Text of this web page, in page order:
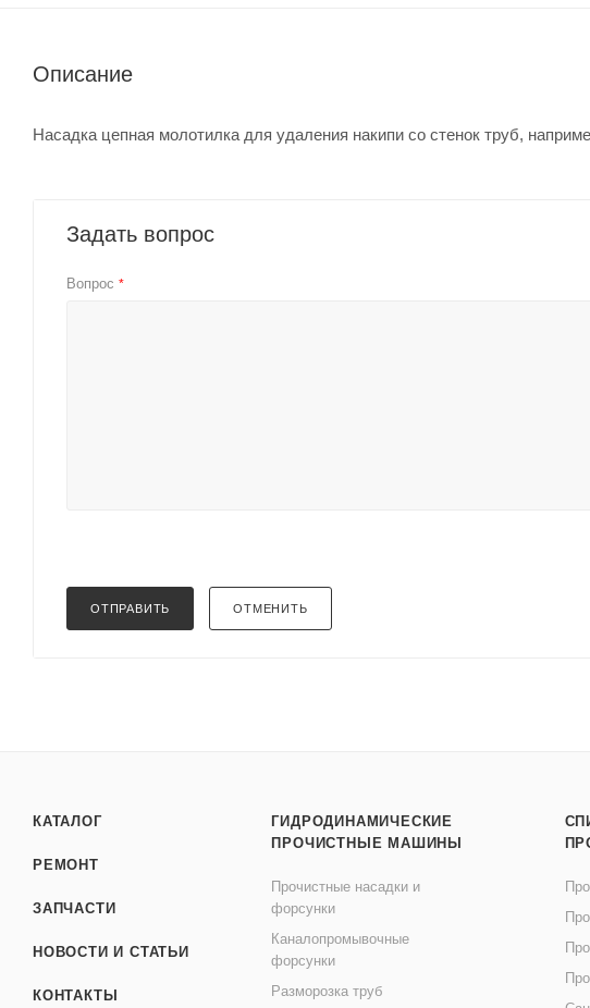
Описание
Насадка цепная молотилка для удаления накипи со стенок труб,
Задать вопрос
Вопрос *
ОТПРАВИТЬ ОТМЕНИТЬ
КАТАЛОГ
РЕМОНТ
ЗАПЧАСТИ
НОВОСТИ И СТАТЬИ
КОНТАКТЫ
ГИДРОДИНАМИЧЕСКИЕ
ПРОЧИСТНЫЕ МАШИНЫ
Прочистные насадки и
форсунки
Каналопромывочные
форсунки
Разморозка труб